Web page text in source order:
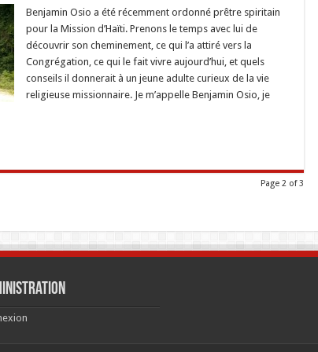
Benjamin Osio a été récemment ordonné prêtre spiritain
pour la Mission d’Haïti. Prenons le temps avec lui de
découvrir son cheminement, ce qui l’a attiré vers la
Congrégation, ce qui le fait vivre aujourd’hui, et quels
conseils il donnerait à un jeune adulte curieux de la vie
religieuse missionnaire. Je m’appelle Benjamin Osio, je
Page 2 of 3